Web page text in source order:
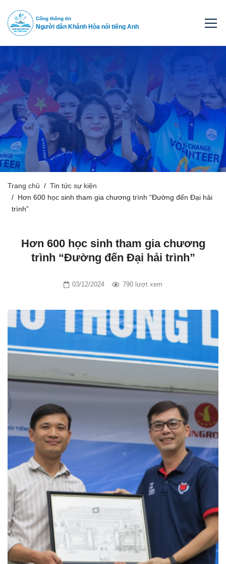
Cổng thông tin
Người dân Khánh Hòa nói tiếng Anh
Trang chủ
Tin tức sự kiện
Hơn 600 học sinh tham gia chương trình “Đường đến Đại hải
trình”
Hơn 600 học sinh tham gia chương
trình “Đường đến Đại hải trình”
03/12/2024 790 lượt xem